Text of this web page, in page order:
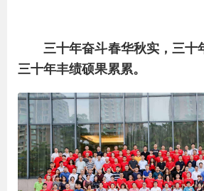
三十年奋斗春华秋实，三十
三十年丰绩硕果累累。